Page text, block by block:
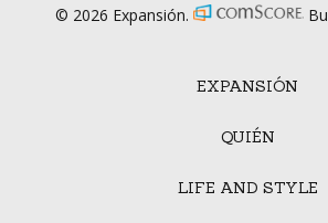
EXPANSIÓN
QUIÉN
LIFE AND STYLE
© 2026 Expansión.